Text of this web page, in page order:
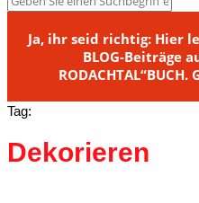
Ja, ihr seid richtig: Hier
BLOG-Beiträge
Tag:
Dekorieren